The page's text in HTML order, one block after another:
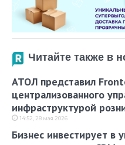
Читайте также в
АТОЛ представил
централизованного
инфраструктурой
14:52, 28 мая 2026
Бизнес инвестирует в